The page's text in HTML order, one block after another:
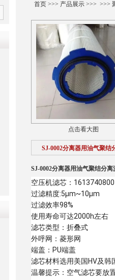
首页>>> 产品展示>>> >>>
点击看大图
SJ-0002分离器用油气聚结
SJ-0002分离器用油气聚结分离
空压机滤芯：1613740800
过滤精度:5µm~10µm
过滤效率98%
使用寿命可达2000h左右
滤芯类型：折叠式
外呼网：菱形网
端盖：PU端盖
滤芯材料选用美国HV及
温馨提示：空气滤芯要放